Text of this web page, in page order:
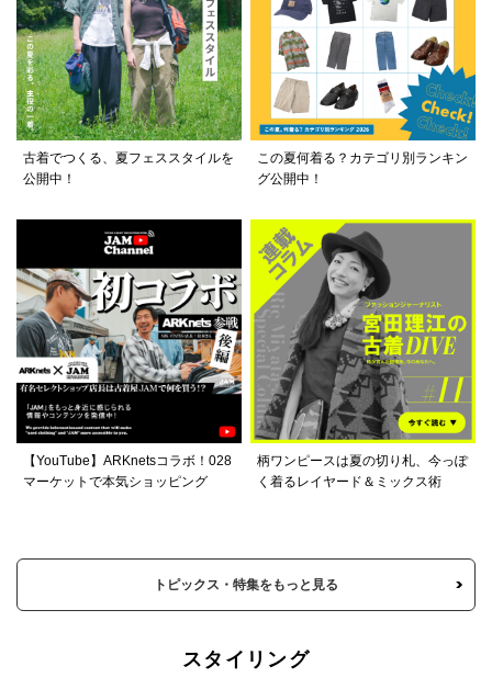
古着でつくる、夏フェススタイルを
公開中！
この夏何着る？カテゴリ別ランキン
グ公開中！
【YouTube】ARKnetsコラボ！028
マーケットで本気ショッピング
柄ワンピースは夏の切り札、今っぽ
く着るレイヤード＆ミックス術
トピックス・特集をもっと見る
スタイリング